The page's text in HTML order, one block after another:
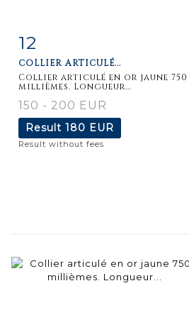
Item detail
12
COLLIER ARTICULÉ...
Collier articulé en or jaune 750
millièmes. Longueur...
150 - 200 EUR
Result 180 EUR
Result without fees